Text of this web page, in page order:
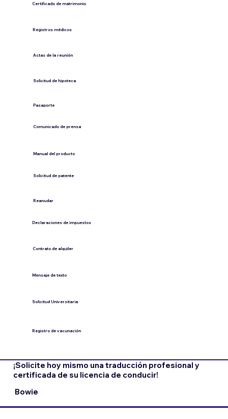
Certificado de matrimonio
Registros médicos
Actas de la reunión
Solicitud de hipoteca
Pasaporte
Comunicado de prensa
​Manual del producto
​Solicitud de patente
Contrato de alquiler
​Reanudar
Declaraciones de impuestos
​Mensaje de texto
​Solicitud Universitaria
Registro de vacunación
¡Solicite hoy mismo una traducción profesional y
certificada de su licencia de conducir!
Bowie